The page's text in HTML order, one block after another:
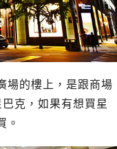
場的樓上，是跟商場
克，如果有想買星
。